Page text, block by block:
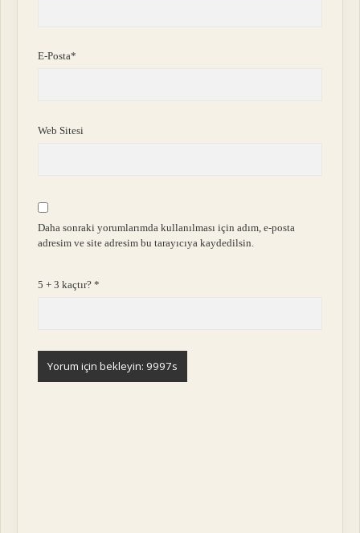
E-Posta*
Web Sitesi
Daha sonraki yorumlarımda kullanılması için adım, e-posta
adresim ve site adresim bu tarayıcıya kaydedilsin.
5 + 3 kaçtır?*